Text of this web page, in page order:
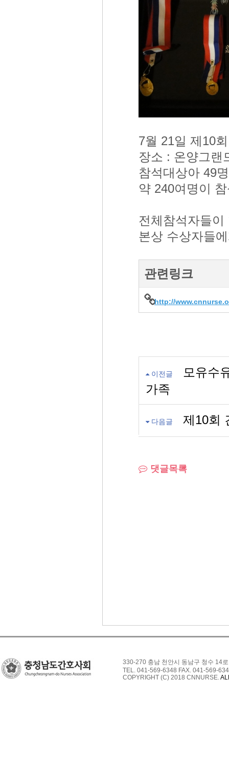
7월 21일 제10
장소 : 온양그랜
참석대상아 49
약 240여명이
전체참석자들
본상 수상자들
관련링크
http://
이전글
모유수
가족
다음글 제10회
댓글목록
330-270 충남 천안시 동남구 청수 14
TEL. 041-569-6348 FAX. 041-569-
COPYRIGHT (C) 2018 CNNURSE.